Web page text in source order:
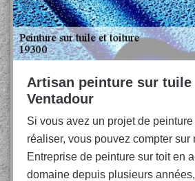
Artisan peinture sur
Ventadour
Si vous avez un projet de
réaliser, vous pouvez compter sur
Entreprise de peinture sur toit en
domaine depuis plusieurs